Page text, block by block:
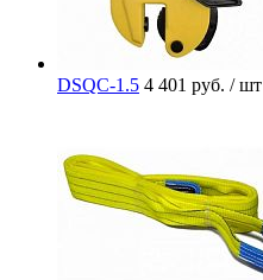
DSQC-1.5 4 401 руб. / шт